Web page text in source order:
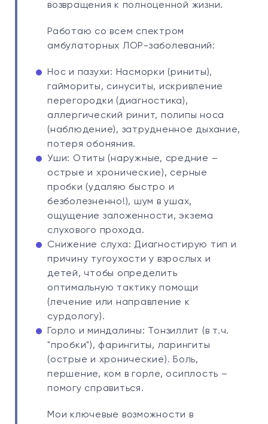
возвращения к полноценной жизни.
Работаю со всем спектром
амбулаторных ЛОР-заболеваний:
Нос и пазухи: Насморки (риниты),
гаймориты, синуситы, искривление
перегородки (диагностика),
аллергический ринит, полипы носа
(наблюдение), затрудненное дыхание,
потеря обоняния.
Уши: Отиты (наружные, средние –
острые и хронические), серные
пробки (удаляю быстро и
безболезненно!), шум в ушах,
ощущение заложенности, экзема
слухового прохода.
Снижение слуха: Диагностирую тип и
причину тугоухости у взрослых и
детей, чтобы определить
оптимальную тактику помощи
(лечение или направление к
сурдологу).
Горло и миндалины: Тонзиллит (в т.ч.
"пробки"), фарингиты, ларингиты
(острые и хронические). Боль,
першение, ком в горле, осиплость –
помогу справиться.
Мои ключевые возможности в